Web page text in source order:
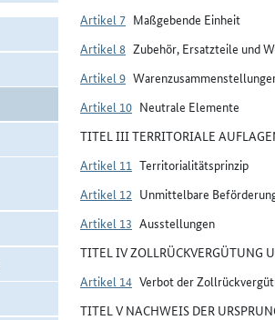
Artikel 7 Maßgebende Einheit
Artikel 8 Zubehör, Ersatzteile und
Artikel 9
Artikel 10 Neutrale Elemente
TITEL III TERRITORIALE
Artikel 11 Territorialitätsprinzip
Artikel 12 Unmittelbare
Artikel 13 Ausstellungen
TITEL IV ZOLLRÜCKVERGÜTUNG
Artikel 14 Verbot der
TITEL V NACHWEIS DER